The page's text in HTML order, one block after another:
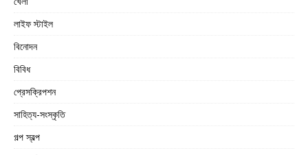
লাইফ স্টাইল
বিনোদন
বিবিধ
প্রেসক্রিপশন
সাহিত্য-সংস্কৃতি
গল্প স্বল্প